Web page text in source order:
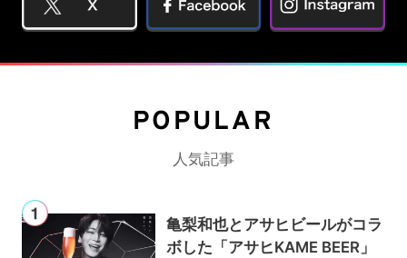
POPULAR
人気記事
亀梨和也とアサヒビールがコラ
ボした「アサヒKAME BEER」